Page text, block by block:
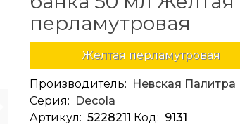
перламутровая
Желтая перламутровая
Производитель: Невская Палитра
Серия: Decola
Артикул: 5228211 Код: 9131